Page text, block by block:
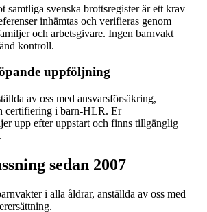
samtliga svenska brottsregister är ett krav —
inhämtas och verifieras genom
och arbetsgivare. Ingen barnvakt
kontroll.
uppföljning
av oss med ansvarsförsäkring,
certifiering i barn-HLR. Er
upp efter uppstart och finns tillgänglig
sedan 2007
i alla åldrar, anställda av oss med